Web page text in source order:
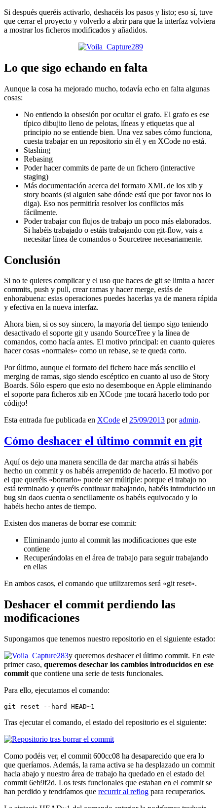
Si después queréis activarlo, deshacéis los pasos y listo; eso sí, tuve
que cerrar el proyecto y volverlo a abrir para que la interfaz volviera
a mostrar los ficheros modificados y añadidos.
Lo que sigo echando en falta
Aunque la cosa ha mejorado mucho, todavía echo en falta algunas
cosas:
No entiendo la obsesión por ocultar el grafo. El grafo es ese
típico dibujito lleno de pelotas, líneas y etiquetas que al
principio no se entiende bien. Una vez sabes cómo funciona,
cuesta trabajar en un repositorio sin él y en XCode no está.
Stashing
Rebasing
Poder hacer commits de parte de un fichero (interactive
staging)
Más documentación acerca del formato XML de los xib y
story boards (si alguien sabe dónde está que por favor nos lo
diga). Eso nos permitiría resolver los conflictos más
fácilmente.
Poder trabajar con flujos de trabajo un poco más elaborados.
Si habéis trabajado o estáis trabajando con git-flow, vais a
necesitar línea de comandos o Sourcetree necesariamente.
Conclusión
Si no te quieres complicar y el uso que haces de git se limita a hacer
commits, push y pull, crear ramas y hacer merge, estás de
enhorabuena: estas operaciones puedes hacerlas ya de manera rápida
y efectiva en la nueva interfaz.
Ahora bien, si os soy sincero, la mayoría del tiempo sigo teniendo
desactivado el soporte git y usando SourceTree y la línea de
comandos, como hacía antes. El motivo principal: en cuanto quieres
hacer cosas «normales» como un rebase, se te queda corto.
Por último, aunque el formato del fichero hace más sencillo el
merging de ramas, sigo siendo escéptico en cuanto al uso de Story
Boards. Sólo espero que esto no desemboque en Apple eliminando
el soporte para ficheros xib en XCode ¡me tocará hacerlo todo por
código!
Esta entrada fue publicada en XCode el 25/09/2013 poradmin.
Cómo deshacer el último commit en git
Aquí os dejo una manera sencilla de dar marcha atrás si habéis
hecho un commit y os habéis arrepentido de hacerlo. El motivo por
el que queréis «borrarlo» puede ser múltiple: porque el trabajo no
está terminado y queréis continuar trabajando, habéis introducido un
bug sin daos cuenta o sencillamente os habéis equivocado y lo
habéis hecho antes de tiempo.
Existen dos maneras de borrar ese commit:
Eliminando junto al commit las modificaciones que este
contiene
Recuperándolas en el área de trabajo para seguir trabajando
en ellas
En ambos casos, el comando que utilizaremos será «git reset».
Deshacer el commit perdiendo las
modificaciones
Supongamos que tenemos nuestro repositorio en el siguiente estado:
y queremos deshacer el último commit. En este
primer caso, queremos desechar los cambios introducidos en ese
commit que contiene una serie de tests funcionales.
Para ello, ejecutamos el comando:
git reset --hard HEAD~1
Tras ejecutar el comando, el estado del repositorio es el siguiente:
Como podéis ver, el commit 600cc08 ha desaparecido que era lo
que queríamos. Además, la rama activa se ha desplazado un commit
hacia abajo y nuestro área de trabajo ha quedado en el estado del
commit 6eb9f2d. Los tests funcionales que estaban en el commit se
han perdido y tendríamos que recurrir al reflog para recuperarlos.